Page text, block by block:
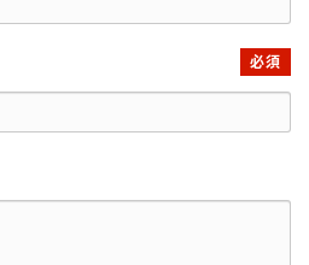
必須